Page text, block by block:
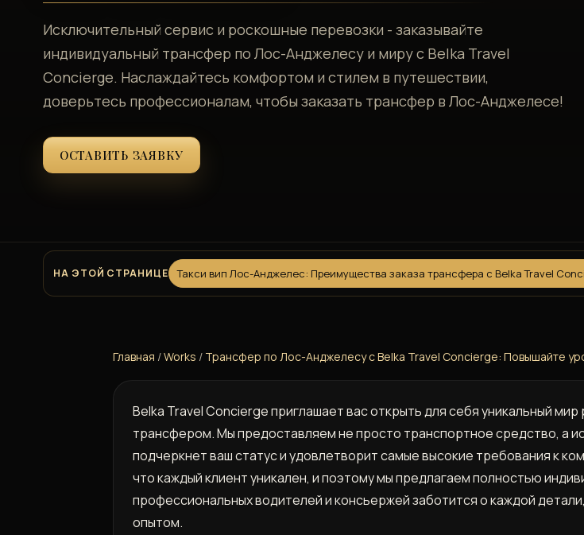
Исключительный сервис и роскошные перевозки - заказывайте
индивидуальный трансфер по Лос-Анджелесу и миру с Belka Travel
Concierge. Наслаждайтесь комфортом и стилем в путешествии,
доверьтесь профессионалам, чтобы заказать трансфер в Лос-Анджелесе!
ОСТАВИТЬ ЗАЯВКУ
НА ЭТОЙ СТРАНИЦЕ Такси вип Лос-Анджелес: Преимущества заказа трансфера с Belka Travel
Главная /Works / Трансфер по Лос-Анджелесу с Belka Travel Concierge: Повышайте
Belka Travel Concierge приглашает вас открыть для себя уникальный
трансфером. Мы предоставляем не просто транспортное средство, а
подчеркнет ваш статус и удовлетворит самые высокие требования к
что каждый клиент уникален, и поэтому мы предлагаем полностью
профессиональных водителей и консьержей заботится о каждой
опытом.